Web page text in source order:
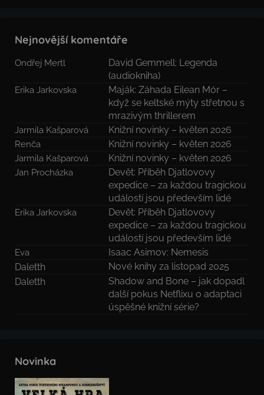
Nejnovější komentáře
Ondřej Mertl
David Gemmell: Legenda
(audiokniha)
Erika Jarkovska
Maják: Záhada Eilean Mór –
když se keltské mýty střetnou s
mrazivým thrillerem
Jarmila Kašparová Knižní novinky – květen 2026
Renča Knižní novinky – květen 2026
Jarmila Kašparová Knižní novinky – květen 2026
Jan Procházka
Devět: Příběh Djatlovovy
expedice – za každou tragickou
událostí jsou především lidé
Erika Jarkovska
Devět: Příběh Djatlovovy
expedice – za každou tragickou
událostí jsou především lidé
Eva
Isaac Asimov: Nemesis
Daletth
Nové knihy za listopad 2025
Daletth
Shadow and Bone – jak dopadl
další pokus Netflixu o adaptaci
úspěšné knižní série?
Novinka